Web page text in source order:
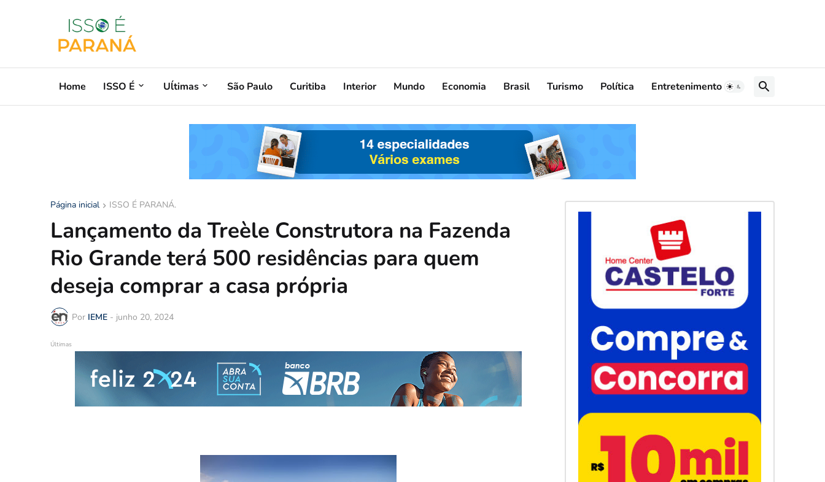
Home ISSO É Uĺtimas São Paulo Curitiba Interior Mundo Economia Brasil Turismo Política Entretenimento
Página inicial ISSO É PARANÁ.
Lançamento da Treèle Construtora na Fazenda
Rio Grande terá 500 residências para quem
deseja comprar a casa própria
Por IEME - junho 20, 2024
Últimas